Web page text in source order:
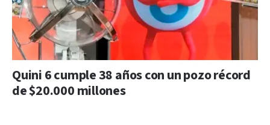
Quini 6 cumple 38 años con un pozo récord
de $20.000 millones